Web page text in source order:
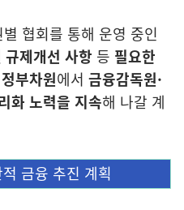
협회를 통해 운영 중인
규제개선 사항 등 필요한
정부차원에서 금융감독원·
화 노력을 지속해 나갈 계
금융 추진 계획